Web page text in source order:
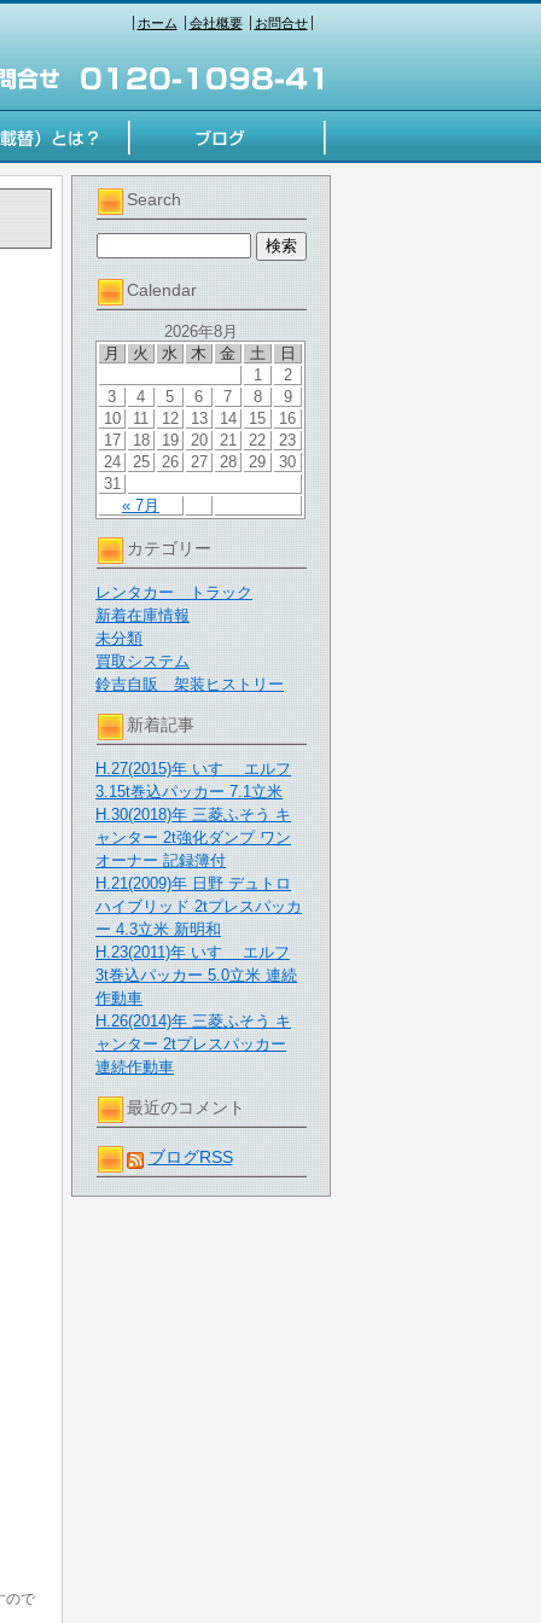
ホーム 会社概要 お問合せ
Search
Calendar
2026年8月
月
火 水 木 金 土 日
« 7月
1
2
3
4 5 6 7 8
9
10
11 12 13 14 15
16
17
18 19 20 21 22
23
24
25 26 27 28 29
30
31
カテゴリー
レンタカー トラック
新着在庫情報
未分類
買取システム
鈴吉自販 架装ヒストリー
新着記事
H.27(2015)年 いすゞ エルフ
3.15t巻込パッカー 7.1立米
H.30(2018)年 三菱ふそう キ
ャンター 2t強化ダンプ ワン
オーナー 記録簿付
H.21(2009)年 日野 デュトロ
ハイブリッド 2tプレスパッカ
ー 4.3立米 新明和
H.23(2011)年 いすゞ エルフ
3t巻込パッカー 5.0立米 連続
作動車
H.26(2014)年 三菱ふそう キ
ャンター 2tプレスパッカー
連続作動車
最近のコメント
ブログRSS
ので